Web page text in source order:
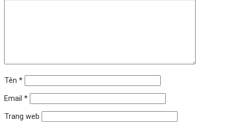
Tên *
Email *
Trang web